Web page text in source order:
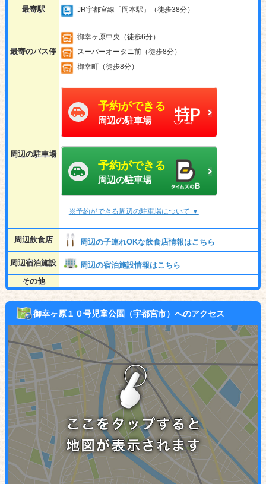
最寄駅 JR宇都宮線「岡本駅」（徒歩38分）
最寄のバス停
御幸ヶ原中央（徒歩6分）
スーパーオータニ前（徒歩8分）
御幸町（徒歩8分）
周辺の駐車場
予約ができる
周辺の駐車場
予約ができる
周辺の駐車場
※予約ができる周辺の駐車場について ▼
周辺飲食店 周辺の子連れOKな飲食店情報はこちら
周辺宿泊施設
周辺の宿泊施設情報はこちら
その他
御幸ヶ原１０号児童公園（宇都宮市）へのアクセス